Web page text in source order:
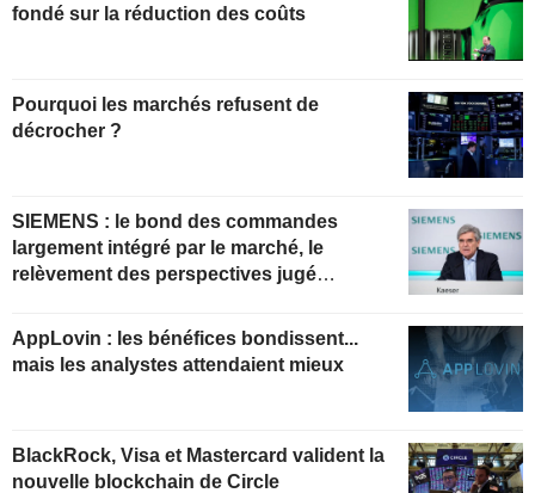
fondé sur la réduction des coûts
Pourquoi les marchés refusent de
décrocher ?
SIEMENS : le bond des commandes
largement intégré par le marché, le
relèvement des perspectives jugé
actuelles
AppLovin : les bénéfices bondissent...
mais les analystes attendaient mieux
BlackRock, Visa et Mastercard valident la
nouvelle blockchain de Circle